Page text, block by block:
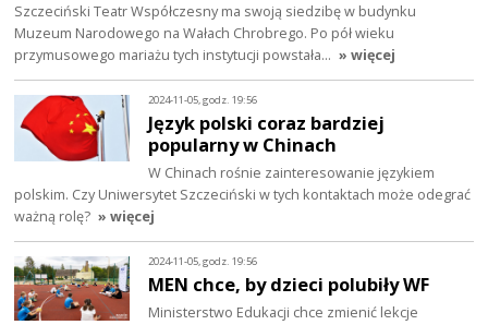
Szczeciński Teatr Współczesny ma swoją siedzibę w budynku
Muzeum Narodowego na Wałach Chrobrego. Po pół wieku
przymusowego mariażu tych instytucji powstała… » więcej
2024-11-05, godz. 19:56
Język polski coraz bardziej
popularny w Chinach
W Chinach rośnie zainteresowanie językiem
polskim. Czy Uniwersytet Szczeciński w tych kontaktach może odegrać
ważną rolę? » więcej
2024-11-05, godz. 19:56
MEN chce, by dzieci polubiły WF
Ministerstwo Edukacji chce zmienić lekcje